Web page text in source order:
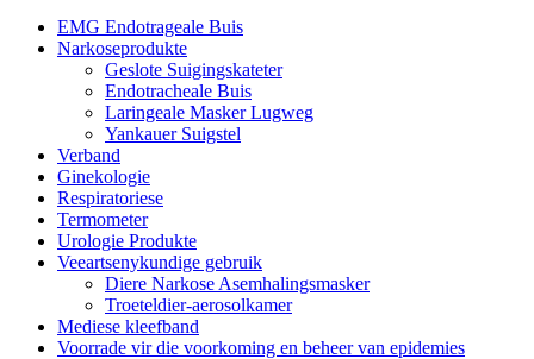
EMG Endotrageale Buis
Narkoseprodukte
Geslote Suigingskateter
Endotracheale Buis
Laringeale Masker Lugweg
Yankauer Suigstel
Verband
Ginekologie
Respiratoriese
Termometer
Urologie Produkte
Veeartsenykundige gebruik
Diere Narkose Asemhalingsmasker
Troeteldier-aerosolkamer
Mediese kleefband
Voorrade vir die voorkoming en beheer van epidemies